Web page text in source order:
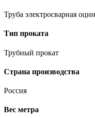
Труба электросварная
Тип проката
Трубный прокат
Страна производства
Россия
Вес метра